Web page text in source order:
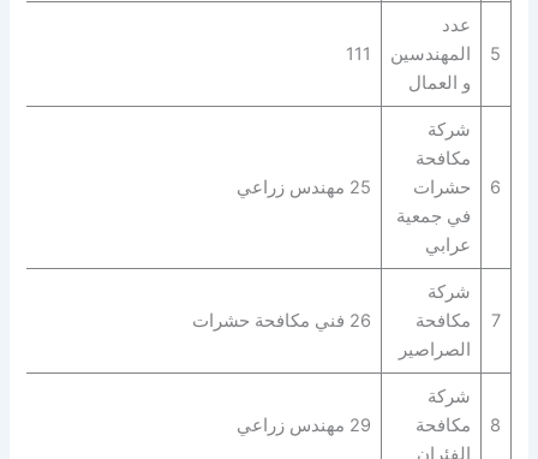
5
عدد
المهندسين
و العمال
111
6
شركة
مكافحة
حشرات
في جمعية
عرابي
25 مهندس زراعي
7
شركة
مكافحة
الصراصير
26 فني مكافحة حشرات
8
شركة
مكافحة
الفئران
29 مهندس زراعي